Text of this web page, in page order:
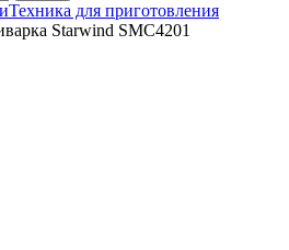
Техника для приготовления
Starwind SMC4201